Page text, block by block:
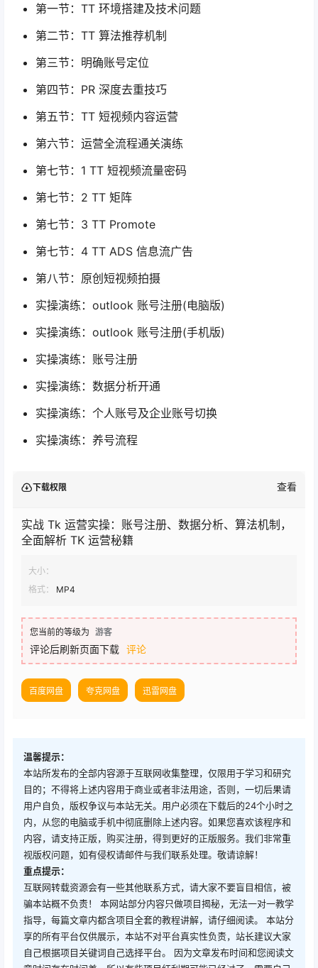
第一节：TT 环境搭建及技术问题
第二节：TT 算法推荐机制
第三节：明确账号定位
第四节：PR 深度去重技巧
第五节：TT 短视频内容运营
第六节：运营全流程通关演练
第七节：1 TT 短视频流量密码
第七节：2 TT 矩阵
第七节：3 TT Promote
第七节：4 TT ADS 信息流广告
第八节：原创短视频拍摄
实操演练：outlook 账号注册(电脑版)
实操演练：outlook 账号注册(手机版)
实操演练：账号注册
实操演练：数据分析开通
实操演练：个人账号及企业账号切换
实操演练：养号流程
下载权限 查看
实战 Tk 运营实操：账号注册、数据分析、算法机制，
全面解析 TK 运营秘籍
大小：
格式：
MP4
您当前的等级为 游客
评论后刷新页面下载 评论
百度网盘 夸克网盘 迅雷网盘
温馨提示：
本站所发布的全部内容源于互联网收集整理，仅限用于学习和研究
目的；不得将上述内容用于商业或者非法用途，否则，一切后果请
用户自负，版权争议与本站无关。用户必须在下载后的24个小时之
内，从您的电脑或手机中彻底删除上述内容。如果您喜欢该程序和
内容，请支持正版，购买注册，得到更好的正版服务。我们非常重
视版权问题，如有侵权请邮件与我们联系处理。敬请谅解！
重点提示：
互联网转载资源会有一些其他联系方式，请大家不要盲目相信，被
骗本站概不负责！ 本网站部分内容只做项目揭秘，无法一对一教学
指导，每篇文章内都含项目全套的教程讲解，请仔细阅读。 本站分
享的所有平台仅供展示，本站不对平台真实性负责，站长建议大家
自己根据项目关键词自己选择平台。 因为文章发布时间和您阅读文